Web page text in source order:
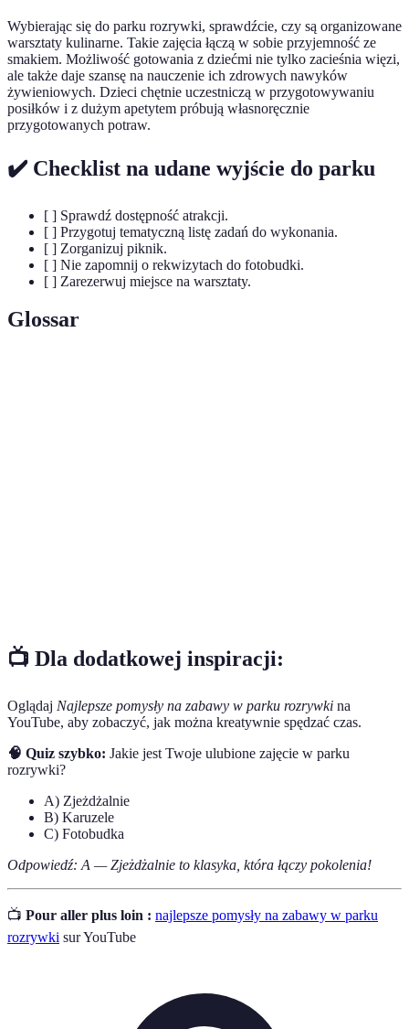
Wybierając się do parku rozrywki, sprawdźcie, czy są organizowane
warsztaty kulinarne. Takie zajęcia łączą w sobie przyjemność ze
smakiem. Możliwość gotowania z dziećmi nie tylko zacieśnia więzi,
ale także daje szansę na nauczenie ich zdrowych nawyków
żywieniowych. Dzieci chętnie uczestniczą w przygotowywaniu
posiłków i z dużym apetytem próbują własnoręcznie
przygotowanych potraw.
✔️ Checklist na udane wyjście do parku
[ ] Sprawdź dostępność atrakcji.
[ ] Przygotuj tematyczną listę zadań do wykonania.
[ ] Zorganizuj piknik.
[ ] Nie zapomnij o rekwizytach do fotobudki.
[ ] Zarezerwuj miejsce na warsztaty.
Glossar
📺 Dla dodatkowej inspiracji:
Oglądaj Najlepsze pomysły na zabawy w parku rozrywki na
YouTube, aby zobaczyć, jak można kreatywnie spędzać czas.
🧠 Quiz szybko: Jakie jest Twoje ulubione zajęcie w parku
rozrywki?
A) Zjeżdżalnie
B) Karuzele
C) Fotobudka
Odpowiedź: A — Zjeżdżalnie to klasyka, która łączy pokolenia!
📺 Pour aller plus loin : najlepsze pomysły na zabawy w parku
rozrywki sur YouTube